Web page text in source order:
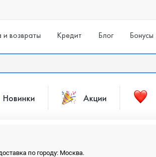
возвраты Кредит Блог Бонусы
Новинки Акции
по городу: Москва.